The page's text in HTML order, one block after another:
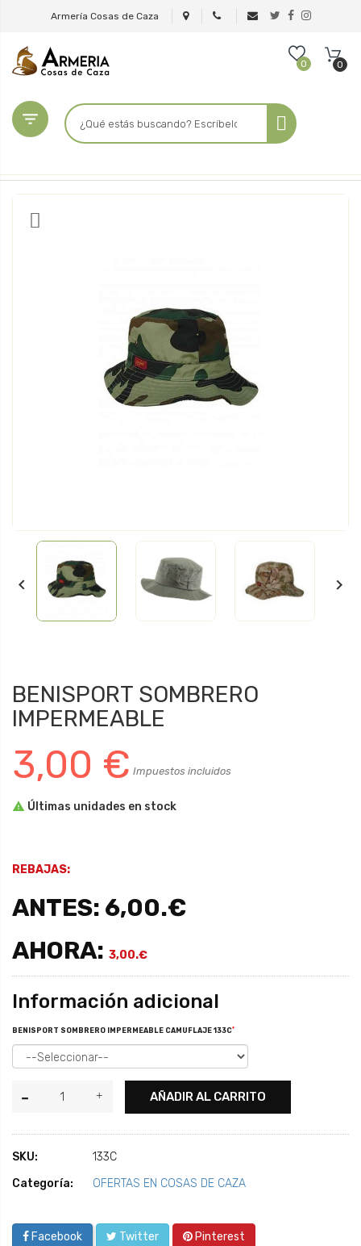
Armería Cosas de Caza
0 0

 
BENISPORT SOMBRERO
IMPERMEABLE
3,00 € Impuestos incluidos
 Últimas unidades en stock
REBAJAS:
ANTES: 6,00.€
AHORA: 3,00.€
Información adicional
BENISPORT SOMBRERO IMPERMEABLE CAMUFLAJE 133C*
AÑADIR AL CARRITO
SKU:
133C
Categoría:
OFERTAS EN COSAS DE CAZA
Facebook Twitter Pinterest